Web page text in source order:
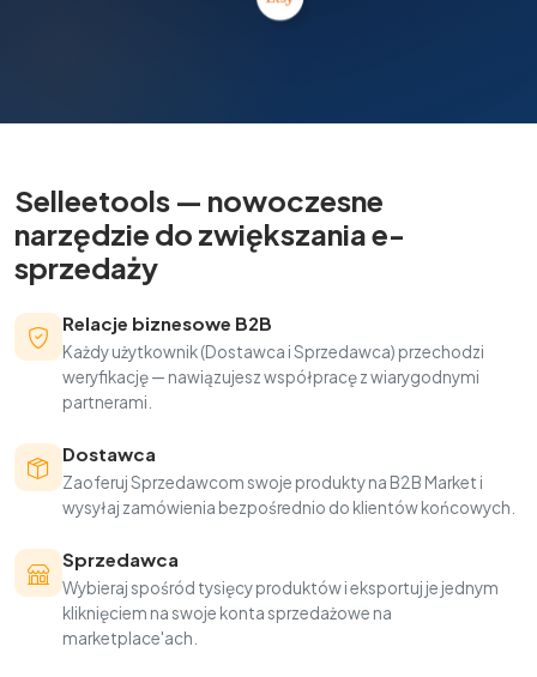
Selleetools — nowoczesne
narzędzie do zwiększania e-
sprzedaży
Relacje biznesowe B2B
Każdy użytkownik (Dostawca i Sprzedawca) przechodzi
weryfikację — nawiązujesz współpracę z wiarygodnymi
partnerami.
Dostawca
Zaoferuj Sprzedawcom swoje produkty na B2B Market i
wysyłaj zamówienia bezpośrednio do klientów końcowych.
Sprzedawca
Wybieraj spośród tysięcy produktów i eksportuj je jednym
kliknięciem na swoje konta sprzedażowe na
marketplace'ach.